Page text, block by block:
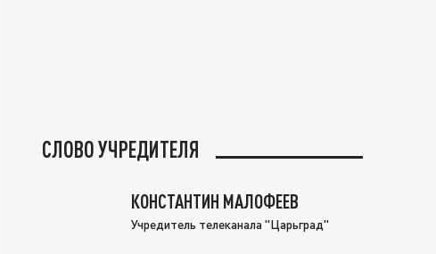
СЛОВО УЧРЕДИТЕЛЯ
КОНСТАНТИН МАЛОФЕЕВ
Учредитель телеканала "Царьград"